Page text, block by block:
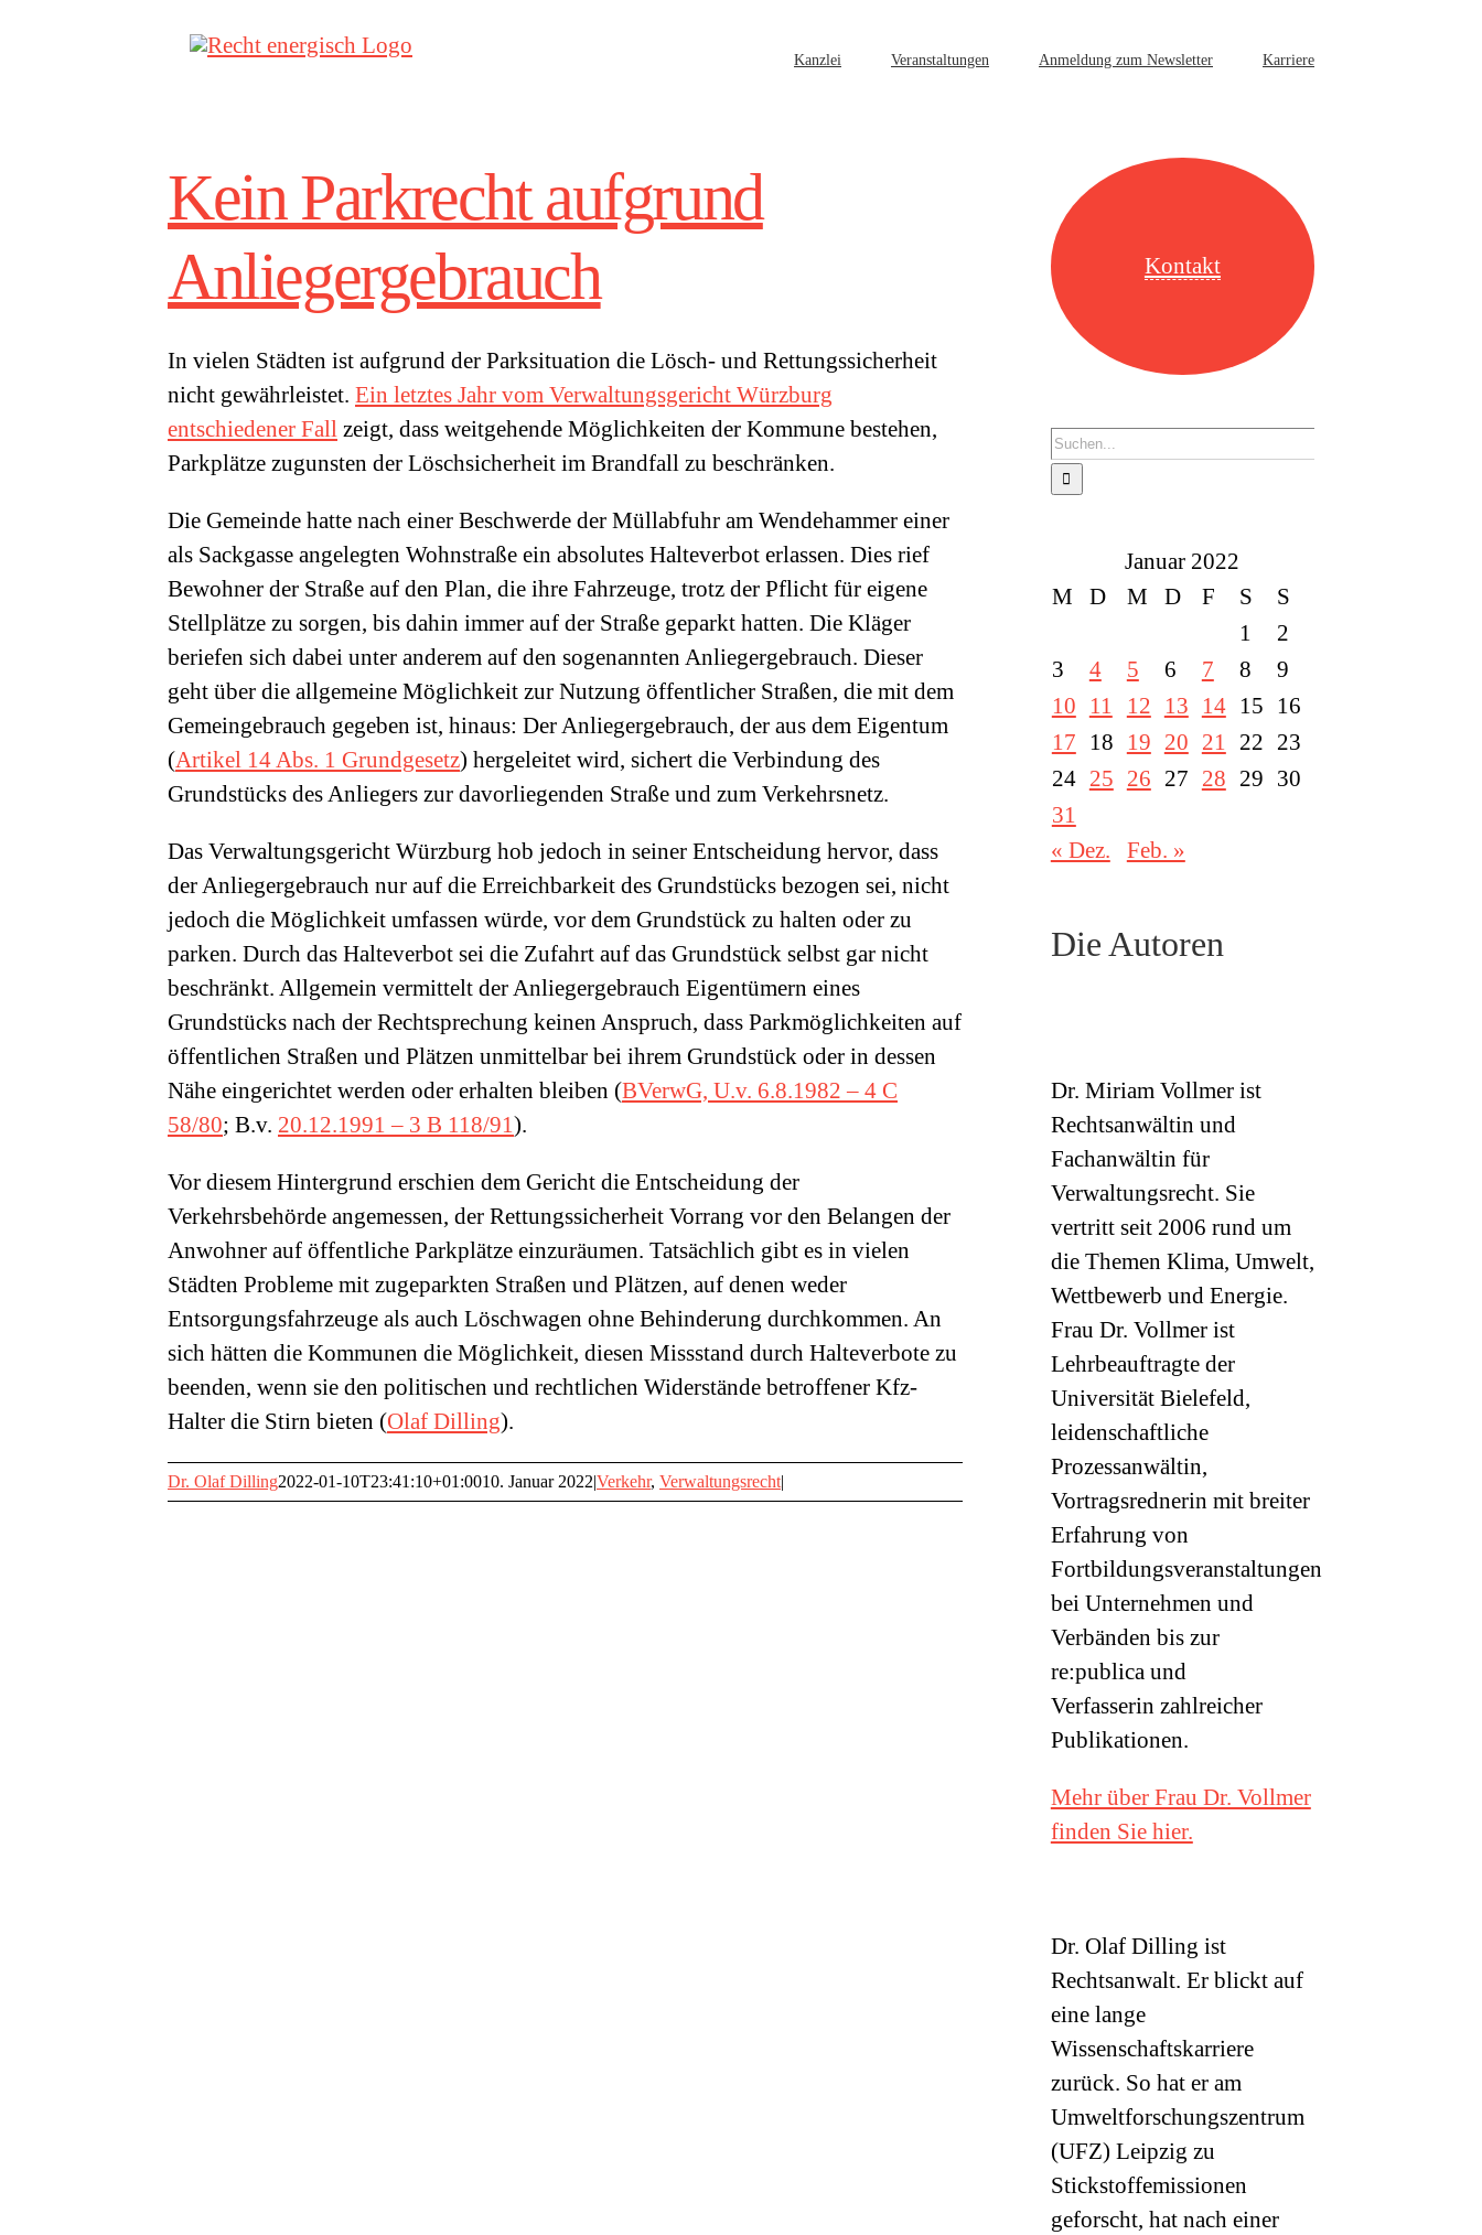
Kanzlei Veranstaltungen Anmeldung zum Newsletter Karriere
Kein Parkrecht aufgrund
Anliegergebrauch
In vielen Städten ist aufgrund der Parksituation die Lösch- und Rettungssicherheit
nicht gewährleistet. Ein letztes Jahr vom Verwaltungsgericht Würzburg
entschiedener Fall zeigt, dass weitgehende Möglichkeiten der Kommune bestehen,
Parkplätze zugunsten der Löschsicherheit im Brandfall zu beschränken.
Die Gemeinde hatte nach einer Beschwerde der Müllabfuhr am Wendehammer einer
als Sackgasse angelegten Wohnstraße ein absolutes Halteverbot erlassen. Dies rief
Bewohner der Straße auf den Plan, die ihre Fahrzeuge, trotz der Pflicht für eigene
Stellplätze zu sorgen, bis dahin immer auf der Straße geparkt hatten. Die Kläger
beriefen sich dabei unter anderem auf den sogenannten Anliegergebrauch. Dieser
geht über die allgemeine Möglichkeit zur Nutzung öffentlicher Straßen, die mit dem
Gemeingebrauch gegeben ist, hinaus: Der Anliegergebrauch, der aus dem Eigentum
(Artikel 14 Abs. 1 Grundgesetz) hergeleitet wird, sichert die Verbindung des
Grundstücks des Anliegers zur davorliegenden Straße und zum Verkehrsnetz.
Das Verwaltungsgericht Würzburg hob jedoch in seiner Entscheidung hervor, dass
der Anliegergebrauch nur auf die Erreichbarkeit des Grundstücks bezogen sei, nicht
jedoch die Möglichkeit umfassen würde, vor dem Grundstück zu halten oder zu
parken. Durch das Halteverbot sei die Zufahrt auf das Grundstück selbst gar nicht
beschränkt. Allgemein vermittelt der Anliegergebrauch Eigentümern eines
Grundstücks nach der Rechtsprechung keinen Anspruch, dass Parkmöglichkeiten auf
öffentlichen Straßen und Plätzen unmittelbar bei ihrem Grundstück oder in dessen
Nähe eingerichtet werden oder erhalten bleiben (BVerwG, U.v. 6.8.1982 – 4 C
58/80; B.v. 20.12.1991 – 3 B 118/91).
Vor diesem Hintergrund erschien dem Gericht die Entscheidung der
Verkehrsbehörde angemessen, der Rettungssicherheit Vorrang vor den Belangen der
Anwohner auf öffentliche Parkplätze einzuräumen. Tatsächlich gibt es in vielen
Städten Probleme mit zugeparkten Straßen und Plätzen, auf denen weder
Entsorgungsfahrzeuge als auch Löschwagen ohne Behinderung durchkommen. An
sich hätten die Kommunen die Möglichkeit, diesen Missstand durch Halteverbote zu
beenden, wenn sie den politischen und rechtlichen Widerstände betroffener Kfz-
Halter die Stirn bieten (Olaf Dilling).
Dr. Olaf Dilling2022-01-10T23:41:10+01:0010. Januar 2022|Verkehr, Verwaltungsrecht|
Kontakt
Suche
nach:
Januar 2022
M
D M D F S
S
1
2
3
4 5 6 7 8
9
10
11 12 13 14 15
16
17
18 19 20 21 22 23
24 25 26 27 28 29 30
31
« Dez.
Feb. »
Die Autoren
Dr. Miriam Vollmer ist
Rechtsanwältin und
Fachanwältin für
Verwaltungsrecht. Sie
vertritt seit 2006 rund um
die Themen Klima, Umwelt,
Wettbewerb und Energie.
Frau Dr. Vollmer ist
Lehrbeauftragte der
Universität Bielefeld,
leidenschaftliche
Prozessanwältin,
Vortragsrednerin mit breiter
Erfahrung von
Fortbildungsveranstaltungen
bei Unternehmen und
Verbänden bis zur
re:publica und
Verfasserin zahlreicher
Publikationen.
Mehr über Frau Dr. Vollmer
finden Sie hier.
Dr. Olaf Dilling ist
Rechtsanwalt. Er blickt auf
eine lange
Wissenschaftskarriere
zurück. So hat er am
Umweltforschungszentrum
(UFZ) Leipzig zu
Stickstoffemissionen
geforscht, hat nach einer